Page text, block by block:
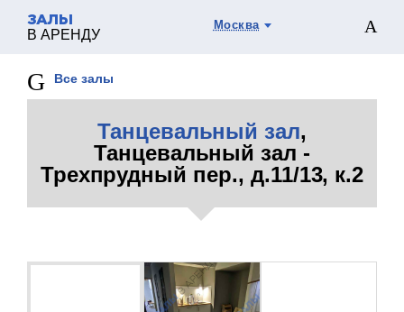
ЗАЛЫ
В АРЕНДУ
Москва
Все залы
Танцевальный зал,
Танцевальный зал -
Трехпрудный пер., д.11/13, к.2